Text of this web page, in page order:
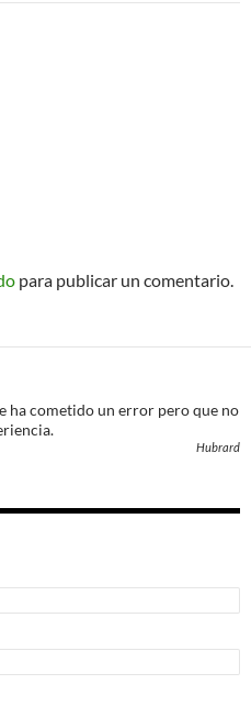
para publicar un comentario.
ha cometido un error pero que no
Hubrard